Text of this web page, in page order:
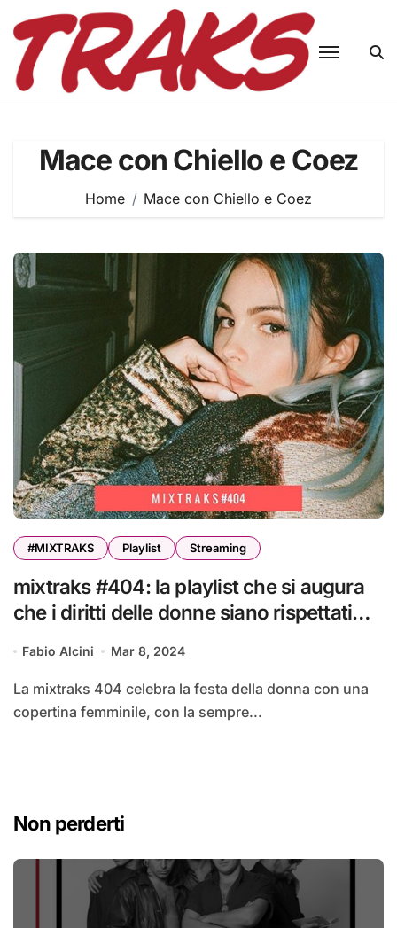
content
Mace con Chiello e Coez
Home Mace con Chiello e Coez
#MIXTRAKS Playlist Streaming
mixtraks #404: la playlist che si augura
che i diritti delle donne siano rispettati
Fabio Alcini Mar 8, 2024
La mixtraks 404 celebra la festa della donna con una
copertina femminile, con la sempre...
Non perderti